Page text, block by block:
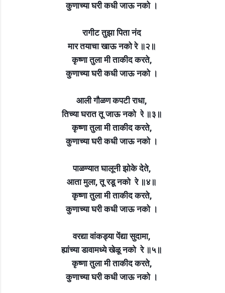
कुणाच्या घरी कधी जाऊ नको ।
रागीट तुझा पिता नंद
मार तयाचा खाऊ नकोरे ॥२॥
कृष्णा तुला मी ताकीद करते,
कुणाच्या घरी कधी जाऊ नको ।
आली गौळण कपटी राधा,
तिच्या घरात तू जाऊ नको रे॥३॥
कृष्णा तुला मी ताकीद करते,
कुणाच्या घरी कधी जाऊ नको ।
पाळण्यात घालूनी झोके देते,
आता मुला, तू रडू नको रे ॥४॥
कृष्णा तुला मी ताकीद करते,
कुणाच्या घरी कधी जाऊ नको ।
वरद्या वांकड्या पेंद्या सुदामा,
ह्यांच्या डावामध्ये खेळू नको रे ॥५॥
कृष्णा तुला मी ताकीद करते,
कुणाच्या घरी कधी जाऊ नको ।